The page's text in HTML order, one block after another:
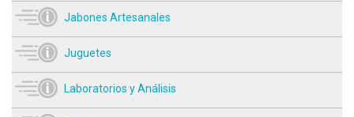
Jabones Artesanales
Juguetes
Laboratorios y Análisis